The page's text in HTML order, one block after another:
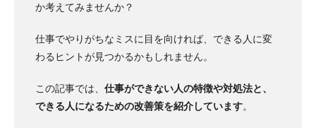
か考えてみませんか？
仕事でやりがちなミスに目を向ければ、できる人に変
わるヒントが見つかるかもしれません。
この記事では、 仕事ができない人の特徴や対処法と、
できる人になるための改善策を紹介しています。